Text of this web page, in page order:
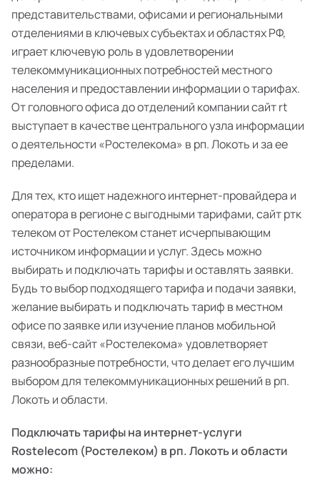
представительствами, офисами и региональными
отделениями в ключевых субъектах и областях РФ,
играет ключевую роль в удовлетворении
телекоммуникационных потребностей местного
населения и предоставлении информации о тарифах.
От головного офиса до отделений компании сайт rt
выступает в качестве центрального узла информации
о деятельности «Ростелекома» в рп. Локоть и за ее
пределами.
Для тех, кто ищет надежного интернет-провайдера и
оператора в регионе с выгодными тарифами, сайт ртк
телеком от Ростелеком станет исчерпывающим
источником информации и услуг. Здесь можно
выбирать и подключать тарифы и оставлять заявки.
Будь то выбор подходящего тарифа и подачи заявки,
желание выбирать и подключать тариф в местном
офисе по заявке или изучение планов мобильной
связи, веб-сайт «Ростелекома» удовлетворяет
разнообразные потребности, что делает его лучшим
выбором для телекоммуникационных решений в рп.
Локоть и области.
Подключать тарифы на интернет-услуги
Rostelecom (Ростелеком) в рп. Локоть и области
можно: